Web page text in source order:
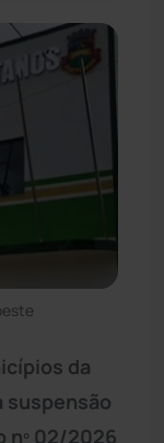
da
suspensão
nº 02/2026